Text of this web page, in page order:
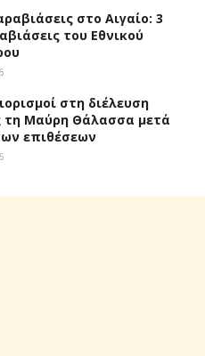
στο Αιγαίο: 3
του Εθνικού
στη διέλευση
τη Μαύρη Θάλασσα μετά
επιθέσεων